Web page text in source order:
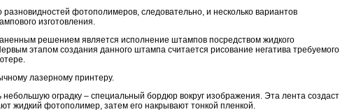
разновидностей фотополимеров, следовательно, и несколько вариантов
изготовления.
решением является исполнение штампов посредством жидкого
этапом создания данного штампа считается рисование негатива требуемого
лазерному принтеру.
небольшую оградку – специальный бордюр вокруг изображения. Эта лента создаст
жидкий фотополимер, затем его накрывают тонкой пленкой.